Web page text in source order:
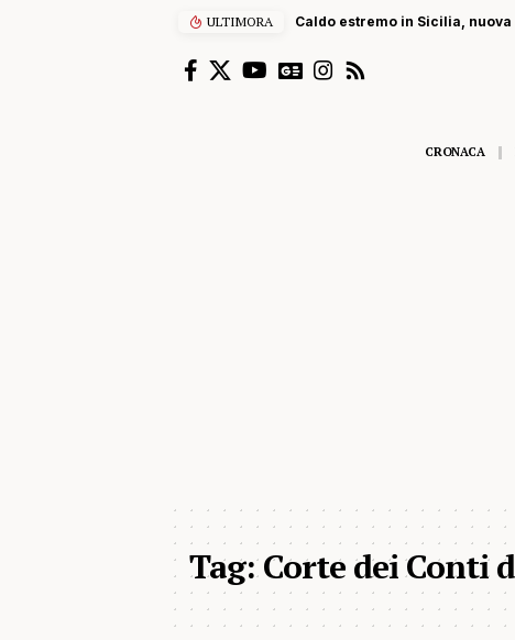
ULTIMORA Caldo estremo in Sicilia,
CRONACA
Tag:Corte dei Conti